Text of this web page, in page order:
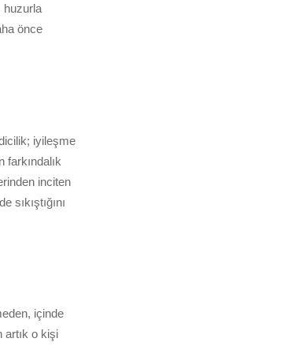
huzurla
önce
iyileşme
inciten
içinde
artık o kişi